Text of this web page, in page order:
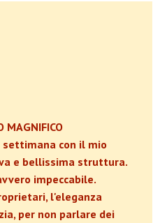
MAGNIFICO
settimana con il mio
e bellissima struttura.
impeccabile.
l'eleganza
per non parlare dei